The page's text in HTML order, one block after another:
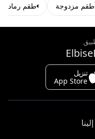
مزدوجة طقم رمادي
تنزيل
App Store